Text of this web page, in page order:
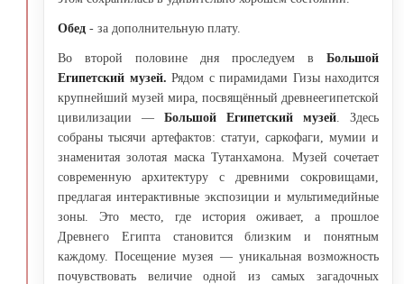
Обед - за дополнительную плату.
Во второй половине дня проследуем в Большой
Египетский музей. Рядом с пирамидами Гизы находится
крупнейший музей мира, посвящённый древнеегипетской
цивилизации — Большой Египетский музей . Здесь
собраны тысячи артефактов: статуи, саркофаги, мумии и
знаменитая золотая маска Тутанхамона. Музей сочетает
современную архитектуру с древними сокровищами,
предлагая интерактивные экспозиции и мультимедийные
зоны. Это место, где история оживает, а прошлое
Древнего Египта становится близким и понятным
каждому. Посещение музея — уникальная возможность
почувствовать величие одной из самых загадочных